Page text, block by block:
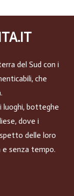
del Sud con i
che
luoghi, botteghe
dove i
delle loro
senza tempo.